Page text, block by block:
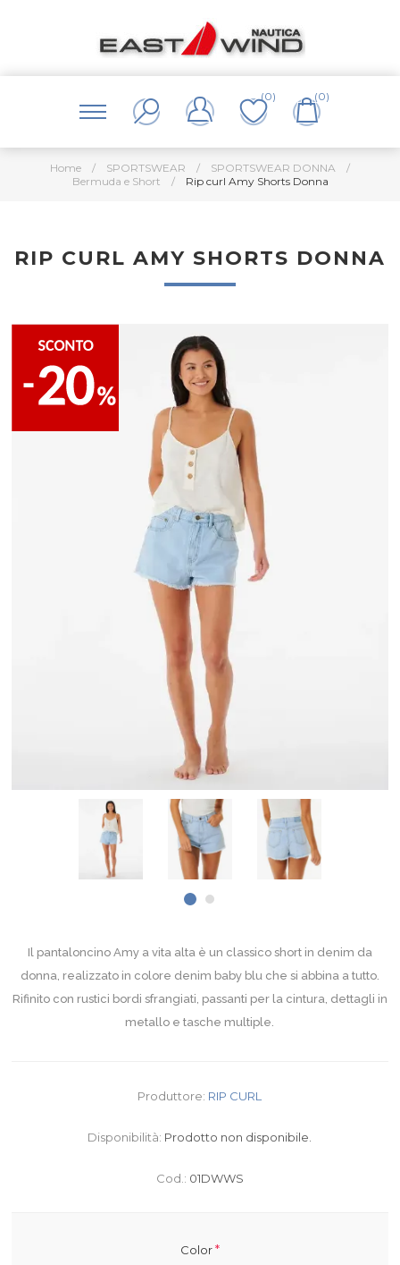
(0) (0)
Home / SPORTSWEAR / SPORTSWEAR DONNA
/
Bermuda e Short
/ Rip curl Amy Shorts Donna
RIP CURL AMY SHORTS DONNA
Il pantaloncino Amy a vita alta è un classico short in denim da
donna, realizzato in colore denim baby blu che si abbina a tutto.
Rifinito con rustici bordi sfrangiati, passanti per la cintura, dettagli in
metallo e tasche multiple.
Produttore: RIP CURL
Disponibilità: Prodotto non disponibile.
Cod.: 01DWWS
Color*